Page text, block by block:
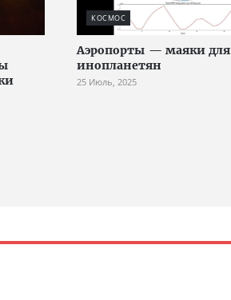
КОСМОС
Аэропорты — маяки для
инопланетян
25 Июль, 2025